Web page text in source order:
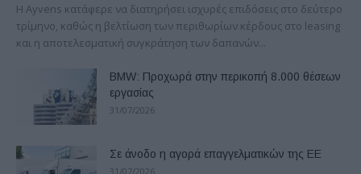
Η Ayvens κατάφερε να διατηρήσει ισχυρές επιδόσεις στο δεύτερο
τρίμηνο, καθώς η βελτίωση των περιθωρίων κέρδους στο leasing
και η αποτελεσματική συγκράτηση των δαπανών...
BMW: Προχωρά στην περικοπή 8.000 θέσεων
εργασίας
31/07/2026
Σε άνοδο η αγορά επαγγελματικών της ΕΕ
31/07/2026